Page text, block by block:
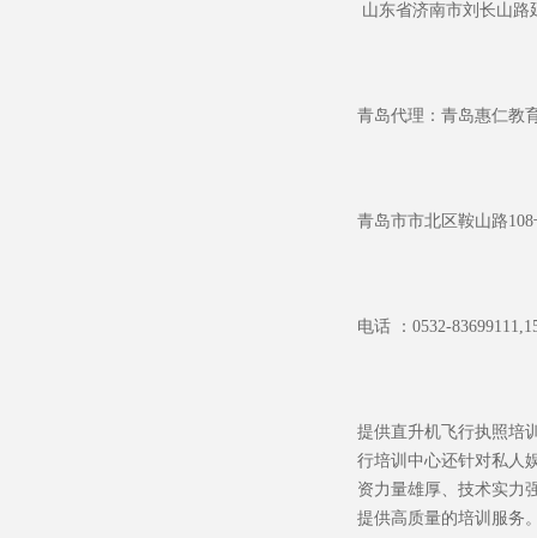
山东省济南市刘长山路
青岛代理：青岛惠仁教
青岛市市北区鞍山路108
电话 ： 0532-
提供直升机飞行执照培
行培训中心还针对私人
资力量雄厚、技术实力
提供高质量的培训服务